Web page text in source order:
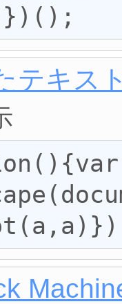
テキス